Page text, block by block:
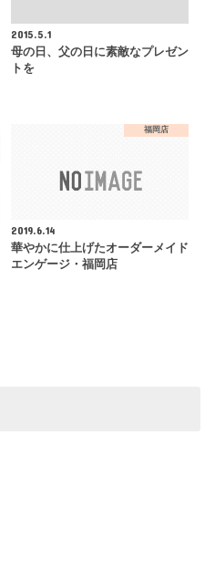
2015.5.1
母の日、父の日に素敵なプレゼン
トを
福岡店
2019.6.14
華やかに仕上げたオーダーメイド
エンゲージ・福岡店